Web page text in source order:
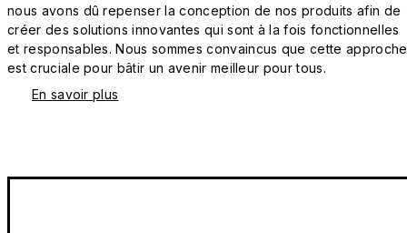
nous avons dû repenser la conception de nos produits afin de
créer des solutions innovantes qui sont à la fois fonctionnelles
et responsables. Nous sommes convaincus que cette approche
est cruciale pour bâtir un avenir meilleur pour tous.
En savoir plus